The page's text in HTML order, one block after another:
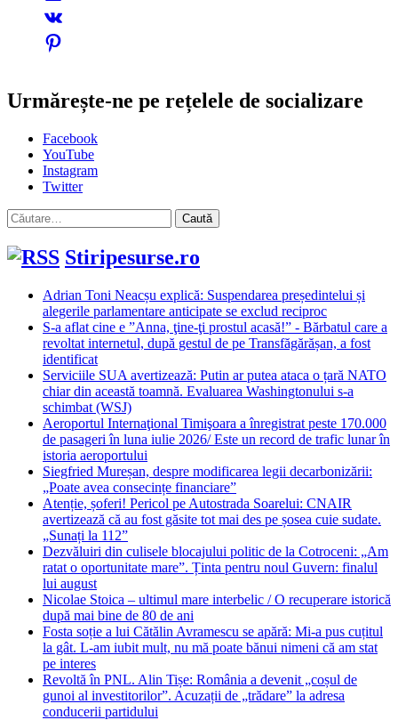
Urmărește-ne pe rețelele de socializare
Facebook
YouTube
Instagram
Twitter
Caută
după:
Stiripesurse.ro
Adrian Toni Neacșu explică: Suspendarea președintelui și
alegerile parlamentare anticipate se exclud reciproc
S-a aflat cine e ”Anna, ţine-ţi prostul acasă!” - Bărbatul care a
revoltat internetul, după gestul de pe Transfăgărășan, a fost
identificat
Serviciile SUA avertizează: Putin ar putea ataca o țară NATO
chiar din această toamnă. Evaluarea Washingtonului s-a
schimbat (WSJ)
Aeroportul Internaţional Timişoara a înregistrat peste 170.000
de pasageri în luna iulie 2026/ Este un record de trafic lunar în
istoria aeroportului
Siegfried Mureșan, despre modificarea legii decarbonizării:
„Poate avea consecințe financiare”
Atenție, șoferi! Pericol pe Autostrada Soarelui: CNAIR
avertizează că au fost găsite tot mai des pe șosea cuie sudate.
„Sunați la 112”
Dezvăluiri din culisele blocajului politic de la Cotroceni: „Am
ratat o oportunitate mare”. Ținta pentru noul Guvern: finalul
lui august
Nicolae Stoica – ultimul mare interbelic / O recuperare istorică
după mai bine de 80 de ani
Fosta soție a lui Cătălin Avramescu se apără: Mi-a pus cuțitul
la gât. L-am iubit mult, nu mă poate bănui nimeni că am stat
pe interes
Revoltă în PNL. Alin Tișe: România a devenit „coșul de
gunoi al investitorilor”. Acuzații de „trădare” la adresa
conducerii partidului